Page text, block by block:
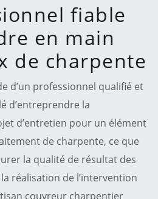
fiable
en main
de charpente
d’un professionnel qualifié et
d’entreprendre la
d’entretien pour un élément
de charpente, ce que
la qualité de résultat des
réalisation de l’intervention
couvreur charpentier